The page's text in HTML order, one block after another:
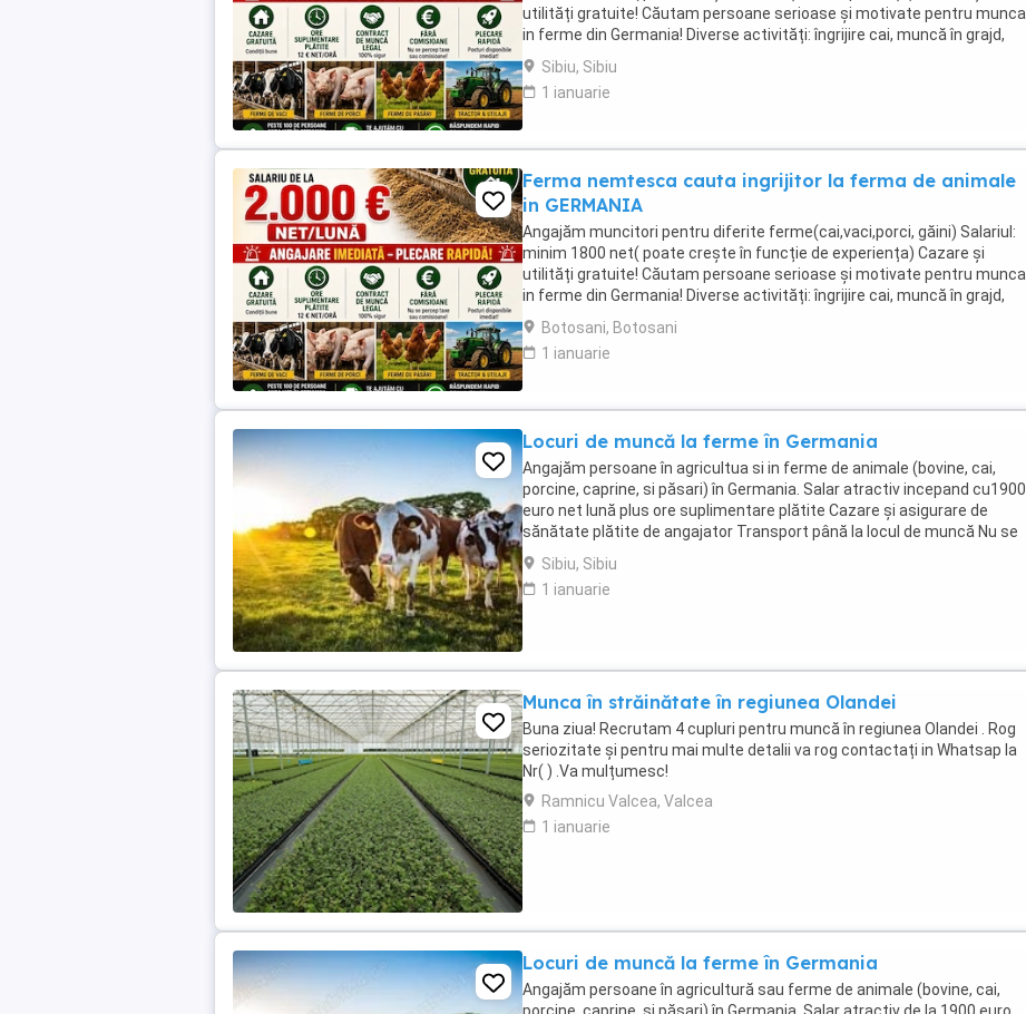
utilități gratuite! Căutam persoane serioase și motivate pentru munca
in ferme din Germania! Diverse activități: îngrijire cai, muncă în grajd,
agricultura, îngrijirea ...
Sibiu, Sibiu
1 ianuarie
Ferma nemtesca cauta ingrijitor la ferma de animale
in GERMANIA
Angajăm muncitori pentru diferite ferme(cai,vaci,porci, găini) Salariul:
minim 1800 net( poate crește în funcție de experiența) Cazare și
utilități gratuite! Căutam persoane serioase și motivate pentru munca
in ferme din Germania! Diverse activități: îngrijire cai, muncă în grajd,
agricultura, îngrijirea ...
Botosani, Botosani
1 ianuarie
Locuri de muncă la ferme în Germania
Angajăm persoane în agricultua si in ferme de animale (bovine, cai,
porcine, caprine, si păsari) în Germania. Salar atractiv incepand cu1900
euro net lună plus ore suplimentare plătite Cazare și asigurare de
sănătate plătite de angajator Transport până la locul de muncă Nu se
percep comisioane sau ...
Sibiu, Sibiu
1 ianuarie
Munca în străinătate în regiunea Olandei
Buna ziua! Recrutam 4 cupluri pentru muncă în regiunea Olandei . Rog
seriozitate și pentru mai multe detalii va rog contactați in Whatsap la
Nr( ) .Va mulțumesc!
Ramnicu Valcea, Valcea
1 ianuarie
Locuri de muncă la ferme în Germania
Angajăm persoane în agricultură sau ferme de animale (bovine, cai,